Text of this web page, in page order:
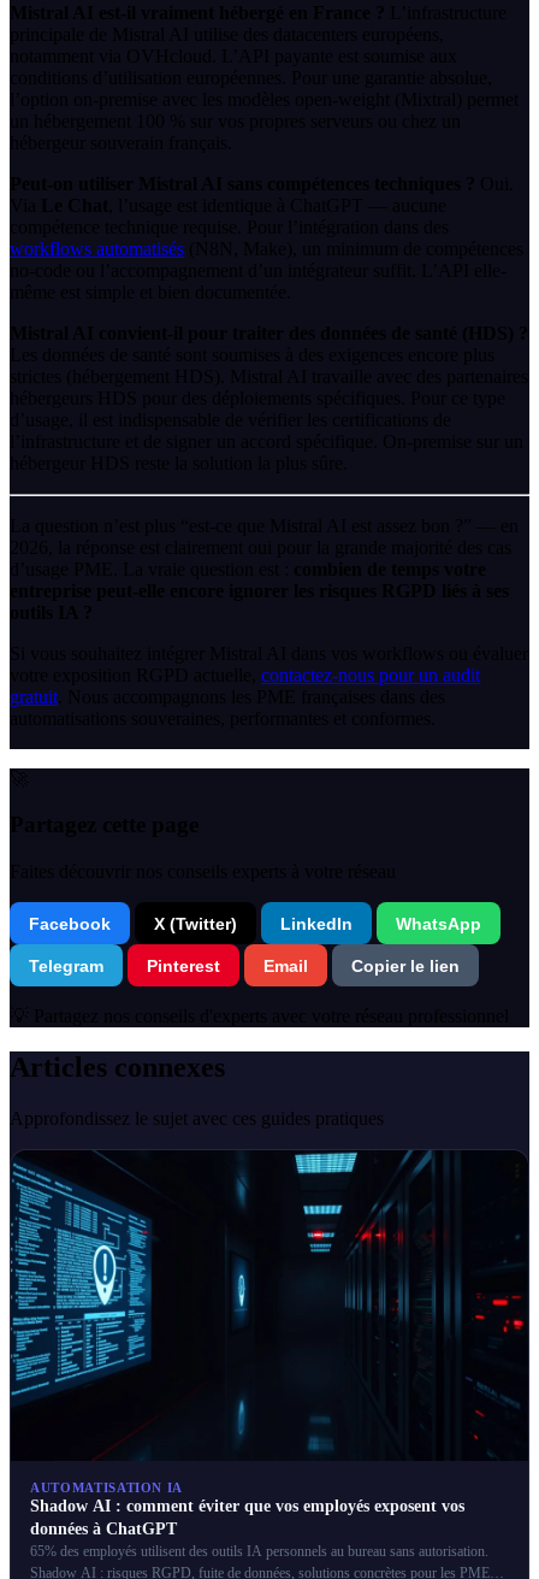
Mistral AI est-il vraiment hébergé en France ? L’infrastructure
principale de Mistral AI utilise des datacenters européens,
notamment via OVHcloud. L’API payante est soumise aux
conditions d’utilisation européennes. Pour une garantie absolue,
l’option on-premise avec les modèles open-weight (Mixtral) permet
un hébergement 100 % sur vos propres serveurs ou chez un
hébergeur souverain français.
Peut-on utiliser Mistral AI sans compétences techniques ? Oui.
Via Le Chat , l’usage est identique à ChatGPT — aucune
compétence technique requise. Pour l’intégration dans des
workflows automatisés (N8N, Make), un minimum de compétences
no-code ou l’accompagnement d’un intégrateur suffit. L’API elle-
même est simple et bien documentée.
Mistral AI convient-il pour traiter des données de santé (HDS) ?
Les données de santé sont soumises à des exigences encore plus
strictes (hébergement HDS). Mistral AI travaille avec des partenaires
hébergeurs HDS pour des déploiements spécifiques. Pour ce type
d’usage, il est indispensable de vérifier les certifications de
l’infrastructure et de signer un accord spécifique. On-premise sur un
hébergeur HDS reste la solution la plus sûre.
La question n’est plus “est-ce que Mistral AI est assez bon ?” — en
2026, la réponse est clairement oui pour la grande majorité des cas
d’usage PME. La vraie question est : combien de temps votre
entreprise peut-elle encore ignorer les risques RGPD liés à ses
outils IA ?
Si vous souhaitez intégrer Mistral AI dans vos workflows ou évaluer
votre exposition RGPD actuelle, contactez-nous pour un audit
gratuit . Nous accompagnons les PME françaises dans des
automatisations souveraines, performantes et conformes.
🚀
Partagez cette page
Faites découvrir nos conseils experts à votre réseau
Facebook X (Twitter) LinkedIn WhatsApp
Telegram Pinterest Email Copier le lien
💡 Partagez nos conseils d'experts avec votre réseau professionnel
Articles connexes
Approfondissez le sujet avec ces guides pratiques
AUTOMATISATION IA
Shadow AI : comment éviter que vos employés exposent vos
données à ChatGPT
65% des employés utilisent des outils IA personnels au bureau sans autorisation.
Shadow AI : risques RGPD, fuite de données, solutions concrètes pour les PME